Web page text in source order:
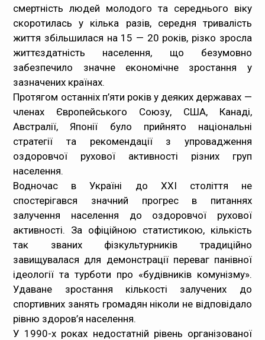
смертність людей молодого та середнього віку
скоротилась у кілька разів, середня тривалість
життя збільшилася на 15 — 20 років, різко зросла
життєздатність населення, що безумовно
забезпечило значне економічне зростання у
зазначених країнах.
Протягом останніх п’яти років у деяких державах —
членах Європейського Союзу, США, Канаді,
Австралії, Японії було прийнято національні
стратегії та рекомендації з упровадження
оздоровчої рухової активності різних груп
населення.
Водночас в Україні до XXI століття не
спостерігався значний прогрес в питаннях
залучення населення до оздоровчої рухової
активності. За офіційною статистикою, кількість
так званих фізкультурників традиційно
завищувалася для демонстрації переваг панівної
ідеології та турботи про «будівників комунізму».
Удаване зростання кількості залучених до
спортивних занять громадян ніколи не відповідало
рівню здоров’я населення.
У 1990-х роках недостатній рівень організованої